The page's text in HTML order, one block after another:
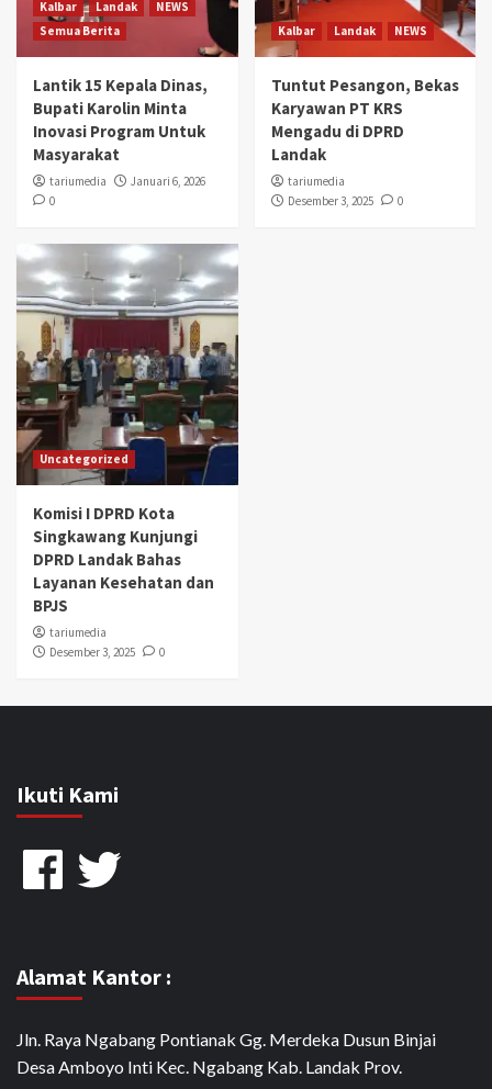
Kalbar Landak
NEWS
Semua Berita
Lantik 15 Kepala Dinas,
Bupati Karolin Minta
Inovasi Program Untuk
Masyarakat
tariumedia
Januari 6, 2026
0
Kalbar Landak NEWS
Tuntut Pesangon, Bekas
Karyawan PT KRS
Mengadu di DPRD
Landak
tariumedia
Desember 3, 2025
0
Uncategorized
Komisi I DPRD Kota
Singkawang Kunjungi
DPRD Landak Bahas
Layanan Kesehatan dan
BPJS
tariumedia
Desember 3, 2025
0
Ikuti Kami
FacebookTwitter
Alamat Kantor :
Jln. Raya Ngabang Pontianak Gg. Merdeka Dusun Binjai
Desa Amboyo Inti Kec. Ngabang Kab. Landak Prov.